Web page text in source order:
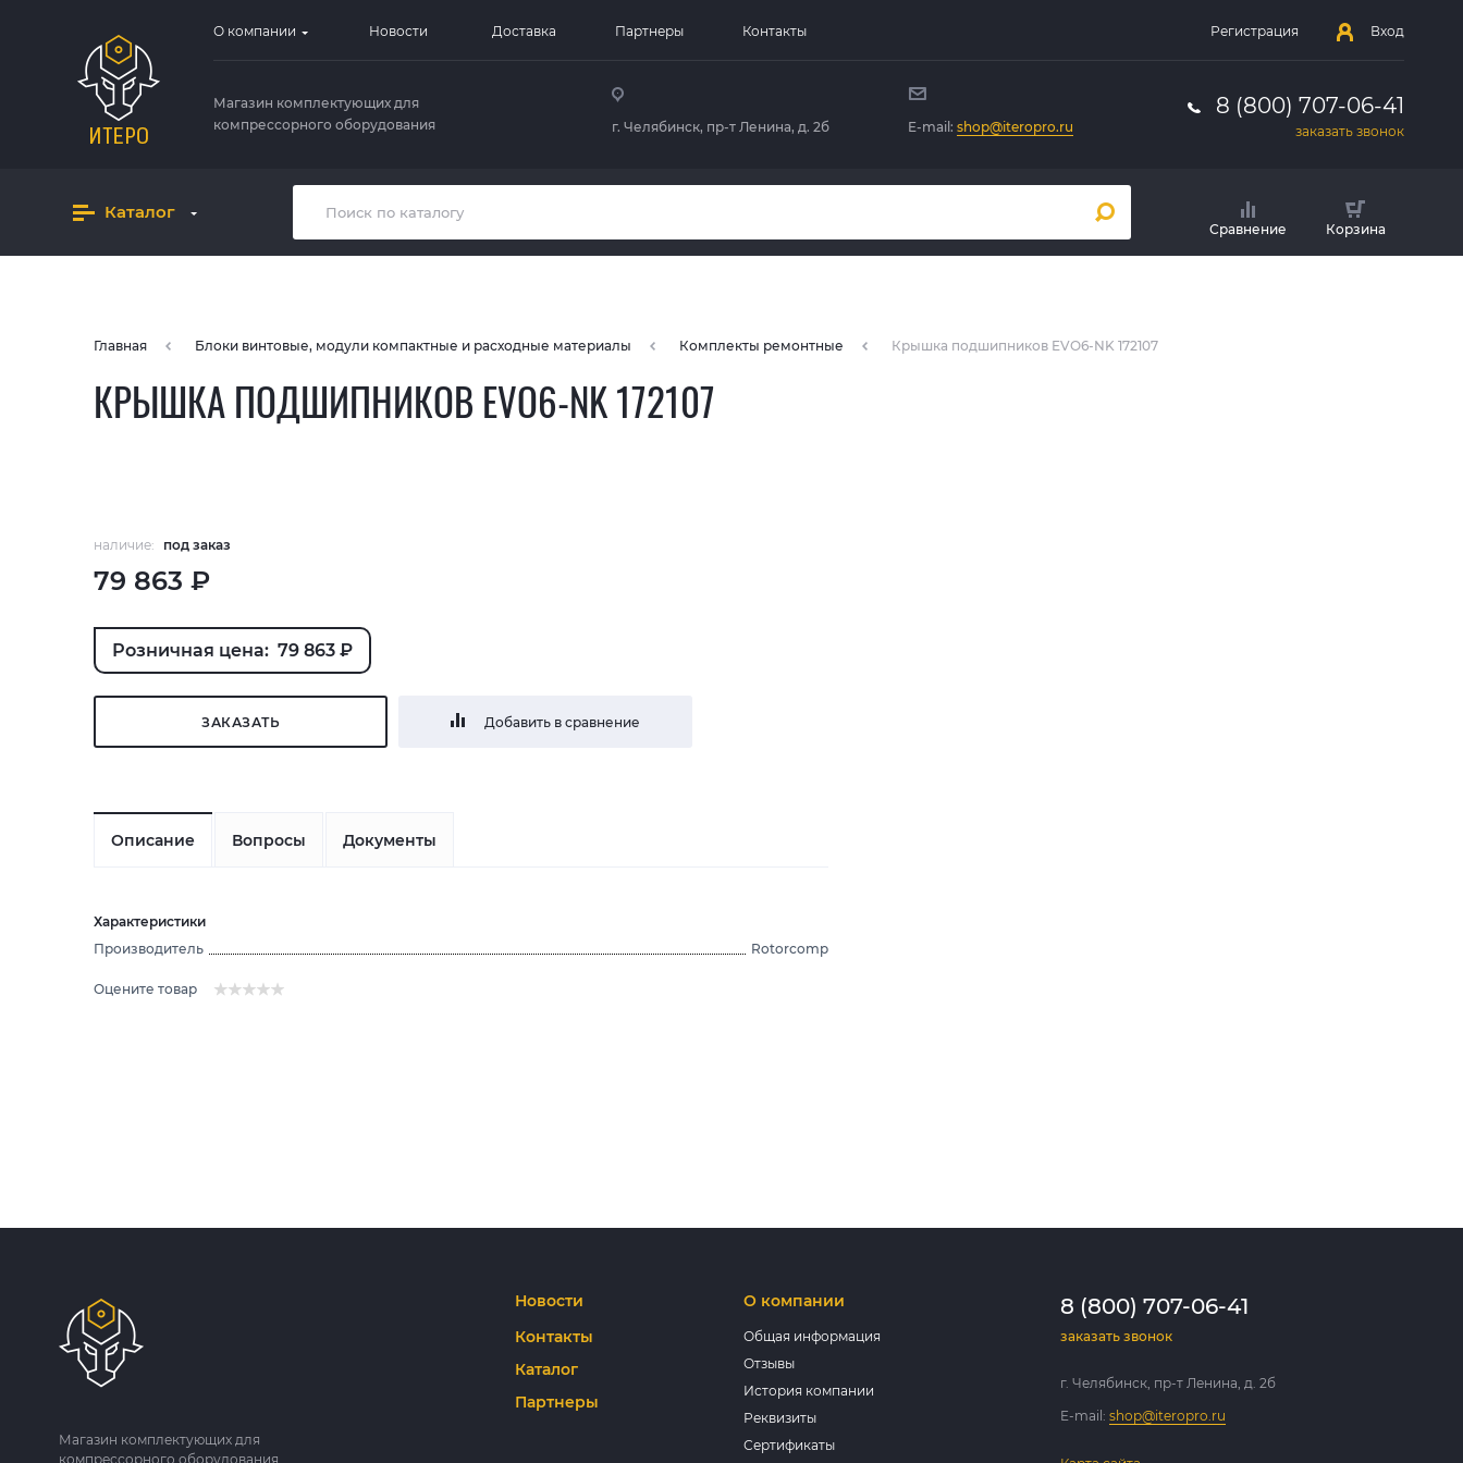
О компании Новости Доставка Партнеры Контакты Регистрация Вход
Магазин комплектующих для
компрессорного оборудования
г. Челябинск, пр-т Ленина, д. 2б E-mail:shop@iteropro.ru
8 (800) 707-06-41
заказать звонок
Каталог
Сравнение Корзина
Главная Блоки винтовые, модули компактные и расходные материалы Комплекты ремонтные Крышка подшипников EVO6-NK 172107
КРЫШКА ПОДШИПНИКОВ EVO6-NK 172107
наличие: под заказ
79 863 ₽
Розничная цена: 79 863 ₽
ЗАКАЗАТЬ Добавить в сравнение
Описание Вопросы Документы
Характеристики
Производитель
Rotorcomp
Оцените товар
Магазин комплектующих для
компрессорного оборудования
О компании
Общая информация
Отзывы
История компании
Реквизиты
Сертификаты
Новости
Контакты
Каталог
Партнеры
8 (800) 707-06-41
заказать звонок
г. Челябинск, пр-т Ленина, д. 2б
E-mail:shop@iteropro.ru